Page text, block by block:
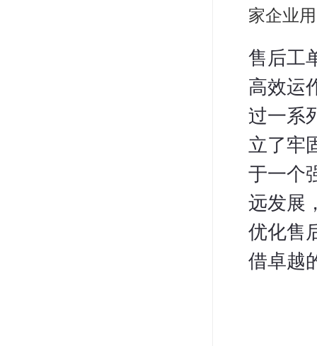
家企业
售后工
高效运
过一系
立了牢
于一个
远发展
优化售
借卓越